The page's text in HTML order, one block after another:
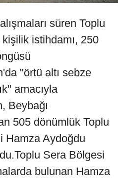
süren Toplu
istihdamı, 250
"örtü altı sebze
amacıyla
Beybağı
505 dönümlük Toplu
Hamza Aydoğdu
Sera Bölgesi
bulunan Hamza